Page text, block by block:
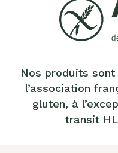
Nos produits
l’association
gluten, à
transit